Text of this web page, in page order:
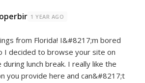
1 YEAR AGO
from Florida! I&#8217;m bored
I decided to browse your site on
during lunch break. I really like the
you provide here and can&#8217;t